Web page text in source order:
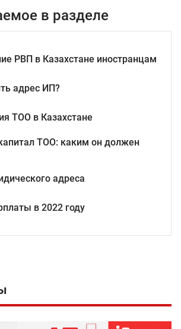
в разделе
РВП в Казахстане иностранцам
адрес ИП?
ТОО в Казахстане
ТОО: каким он должен
адреса
в 2022 году